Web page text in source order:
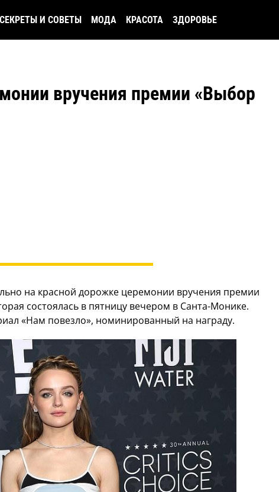
СЕКРЕТЫ И СОВЕТЫ МОДА КРАСОТА ЗДОРОВЬЕ
вручения премии «Выбор
на красной дорожке церемонии вручения премии
состоялась в пятницу вечером в Санта-Монике.
«Нам повезло», номинированный на награду.